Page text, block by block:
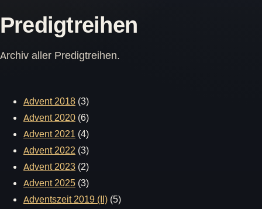
Predigtreihen
Archiv aller Predigtreihen.
Advent 2018 (3)
Advent 2020 (6)
Advent 2021 (4)
Advent 2022 (3)
Advent 2023 (2)
Advent 2025 (3)
Adventszeit 2019 (II) (5)